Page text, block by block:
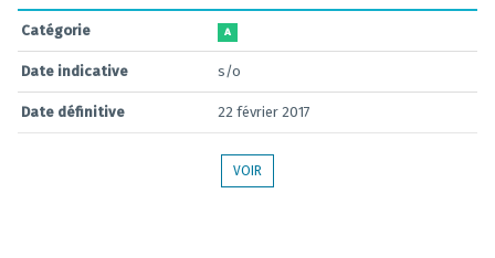
Catégorie A
Date indicative s/o
Date définitive 22 février 2017
VOIR